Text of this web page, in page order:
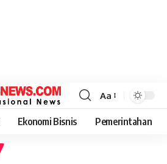
Aa
Ekonomi Bisnis Pemerintahan